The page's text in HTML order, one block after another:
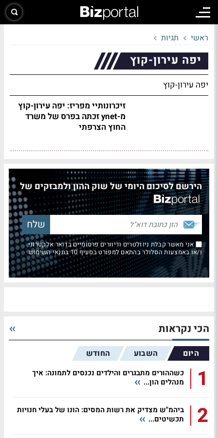
ראשי תגיות
יפה עירון-קוץ
יפה עירון-קוץ
זיכרונותיי מפריז: יפה עירון-קוץ
מ-ynet זכתה בפרס של משרד
החוץ הצרפתי
הירשם לסיכום היומי של שוק ההון ולמבזקים של
אני מאשר קבלת ניוזלטרים ודיוורים פרסומיים בדואר אלקטרוני
ו/או באמצעות הסלולר בהתאם למפורט בסעיף 10 בתנאי השימוש
הכי נקראות
היום השבוע החודש
1
כשההורים מתבגרים והילדים נכנסים לתמונה: איך
מנהלים הון...
2
ביהמ"ש מצדיק את רשות המסים: הונו של בעלי חנויות
תכשיטים...